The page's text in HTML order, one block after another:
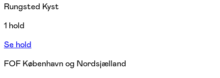
Rungsted Kyst
1 hold
Se hold
FOF København og Nordsjælland